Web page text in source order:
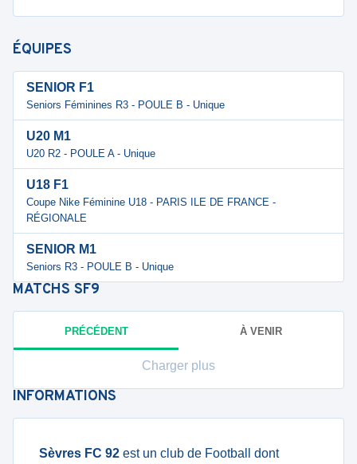
ÉQUIPES
SENIOR F1
Seniors Féminines R3 - POULE B - Unique
U20 M1
U20 R2 - POULE A - Unique
U18 F1
Coupe Nike Féminine U18 - PARIS ILE DE FRANCE -
RÉGIONALE
SENIOR M1
Seniors R3 - POULE B - Unique
MATCHS SF9
PRÉCÉDENT À VENIR
Charger plus
INFORMATIONS
Sèvres FC 92 est un club de Football dont